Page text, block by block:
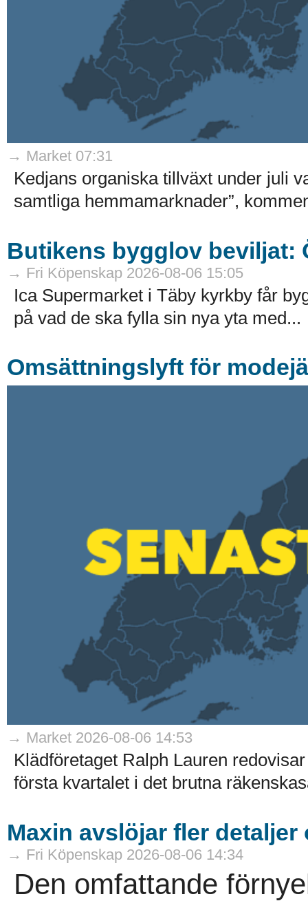
→ Market 07:31
Kedjans organiska tillväxt under juli
samtliga hemmamarknader”,
Butikens bygglov beviljat:
→ Fri Köpenskap 2026-08-06 15:05
Ica Supermarket i Täby kyrkby får
på vad de ska fylla sin nya yta med...
Omsättningslyft för
→ Market 2026-08-06 14:53
Klädföretaget Ralph Lauren
första kvartalet i det brutna
Maxin avslöjar fler
→ Fri Köpenskap 2026-08-06 14:34
Den omfattande